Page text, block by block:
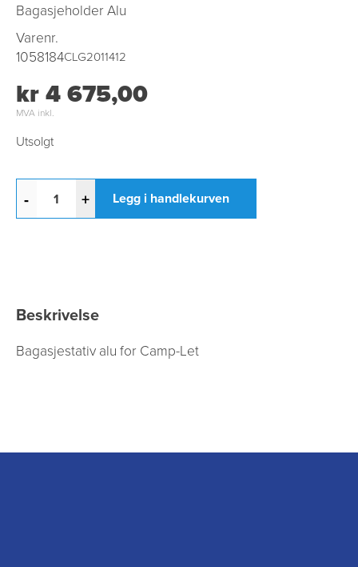
Bagasjeholder Alu
Varenr.
1058184CLG2011412
kr 4 675,00
MVA inkl.
Utsolgt
- + Legg i handlekurven
Beskrivelse
Bagasjestativ alu for Camp-Let